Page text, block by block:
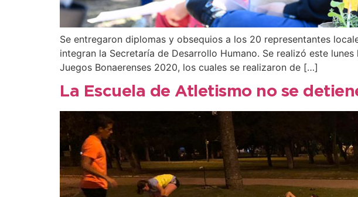
Se entregaron diplomas y obsequios a los 20 representantes
integran la Secretaría de Desarrollo Humano. Se realizó este
Juegos Bonaerenses 2020, los cuales se realizaron de […]
La Escuela de Atletismo no se